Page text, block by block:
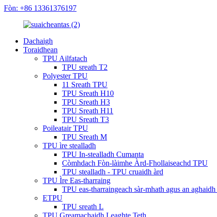
Fòn: +86 13361376197
Dachaigh
Toraidhean
TPU Ailfatach
TPU sreath T2
Polyester TPU
11 Sreath TPU
TPU Sreath H10
TPU Sreath H3
TPU Sreath H11
TPU Sreath T3
Poileatair TPU
TPU Sreath M
TPU ìre stealladh
TPU In-stealladh Cumanta
Còmhdach Fòn-làimhe Àrd-Fhollaiseachd TPU
TPU stealladh - TPU cruaidh àrd
TPU Ìre Eas-tharraing
TPU eas-tharraingeach sàr-mhath agus an
ETPU
TPU sreath L
TPU Greamachaidh Leaghte Teth